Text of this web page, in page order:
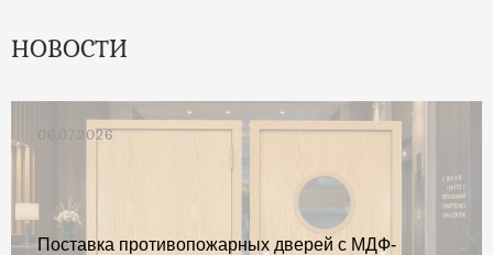
НОВОСТИ
06.07.2026
Поставка противопожарных дверей с МДФ-